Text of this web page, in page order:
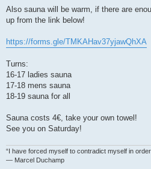
Also sauna will be warm, if there are
up from the link below!
https://forms.gle/TMKAHav37yjawQhXA
Turns:
16-17 ladies sauna
17-18 mens sauna
18-19 sauna for all
Sauna costs 4€, take your own towel!
See you on Saturday!
“I have forced myself to contradict myself in
― Marcel Duchamp